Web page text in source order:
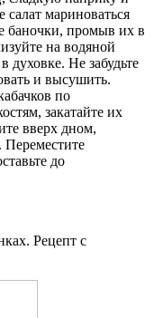
салат мариноваться
баночки, промыв их в
на водяной
духовке. Не забудьте
и высушить.
по
закатайте их
вверх дном,
Переместите
до